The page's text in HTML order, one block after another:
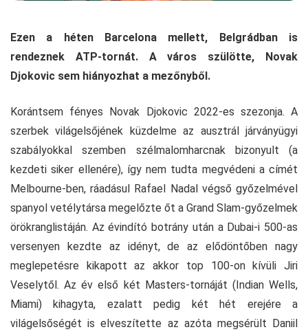
Ezen a héten Barcelona mellett, Belgrádban is
rendeznek ATP-tornát. A város szülötte, Novak
Djokovic sem hiányozhat a mezőnyből.
Korántsem fényes Novak Djokovic 2022-es szezonja. A
szerbek világelsőjének küzdelme az ausztrál járványügyi
szabályokkal szemben szélmalomharcnak bizonyult (a
kezdeti siker ellenére), így nem tudta megvédeni a címét
Melbourne-ben, ráadásul Rafael Nadal végső győzelmével
spanyol vetélytársa megelőzte őt a Grand Slam-győzelmek
örökranglistáján. Az évindító botrány után a Dubai-i 500-as
versenyen kezdte az idényt, de az elődöntőben nagy
meglepetésre kikapott az akkor top 100-on kívüli Jiri
Veselytől. Az év első két Masters-tornáját (Indian Wells,
Miami) kihagyta, ezalatt pedig két hét erejére a
világelsőségét is elveszítette az azóta megsérült Daniil